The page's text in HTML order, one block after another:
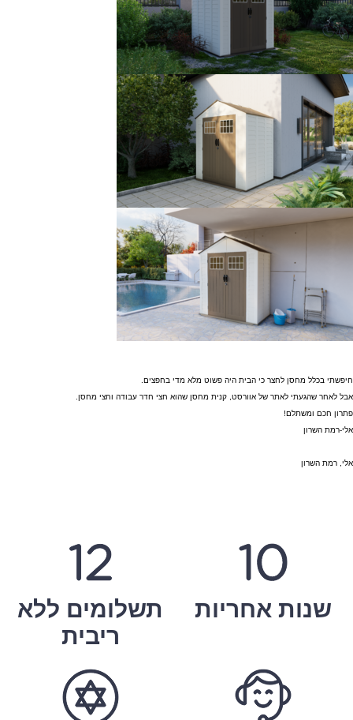
חיפשתי בכלל מחסן לחצר כי הבית היה פשוט מלא מדי בחפצים.
אבל לאחר שהגעתי לאתר של אוורסט, קנית מחסן שהוא חצי חדר עבודה וחצי מחסן.
פתרון חכם ומשתלם!
אלי-רמת השרון
אלי, רמת השרון
שנות אחריות
תשלומים ללא
ריבית